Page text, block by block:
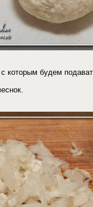
которым будем